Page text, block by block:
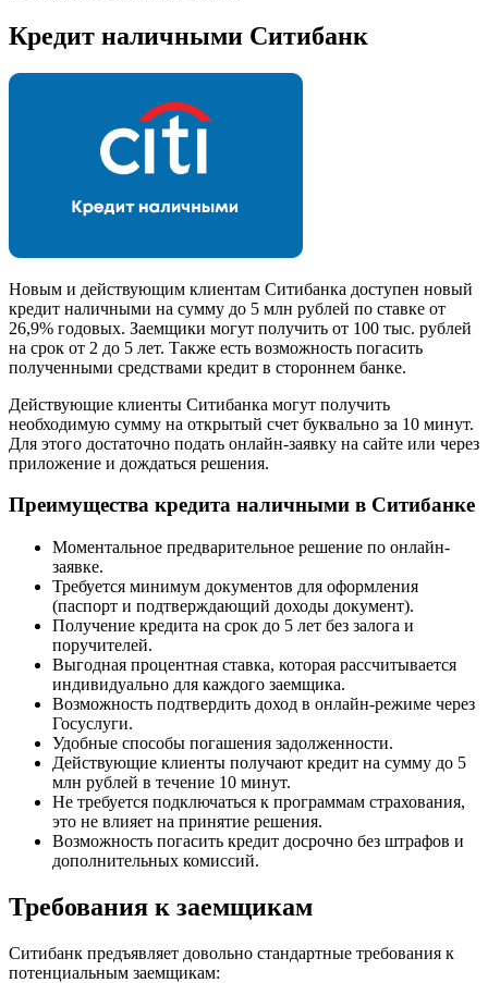
Кредит наличными Ситибанк
Новым и действующим клиентам Ситибанка доступен новый
кредит наличными на сумму до 5 млн рублей по ставке от
26,9% годовых. Заемщики могут получить от 100 тыс. рублей
на срок от 2 до 5 лет. Также есть возможность погасить
полученными средствами кредит в стороннем банке.
Действующие клиенты Ситибанка могут получить
необходимую сумму на открытый счет буквально за 10 минут.
Для этого достаточно подать онлайн-заявку на сайте или через
приложение и дождаться решения.
Преимущества кредита наличными в Ситибанке
Моментальное предварительное решение по онлайн-
заявке.
Требуется минимум документов для оформления
(паспорт и подтверждающий доходы документ).
Получение кредита на срок до 5 лет без залога и
поручителей.
Выгодная процентная ставка, которая рассчитывается
индивидуально для каждого заемщика.
Возможность подтвердить доход в онлайн-режиме через
Госуслуги.
Удобные способы погашения задолженности.
Действующие клиенты получают кредит на сумму до 5
млн рублей в течение 10 минут.
Не требуется подключаться к программам страхования,
это не влияет на принятие решения.
Возможность погасить кредит досрочно без штрафов и
дополнительных комиссий.
Требования к заемщикам
Ситибанк предъявляет довольно стандартные требования к
потенциальным заемщикам: